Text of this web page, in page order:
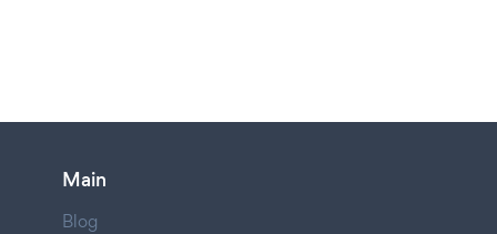
Main
Blog